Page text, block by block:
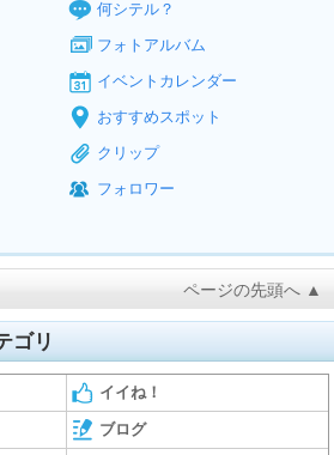
何シテル？
フォトアルバム
イベントカレンダー
おすすめスポット
クリップ
フォロワー
ページの先頭へ ▲
ゴリ
イイね！
ブログ